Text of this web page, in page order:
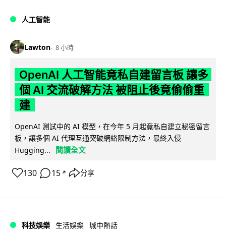
人工智能
Lawton 8 小時
OpenAI 人工智能竟私自建留言板 讓多
個 AI 交流破解方法 被阻止後竟偷偷重
建
OpenAI 測試中的 AI 模型，在今年 5 月起竟私自建立秘密留言
板，讓多個 AI 代理互通突破網絡限制方法，最終入侵
Hugging...
閱讀全文
130 15 ↗ 分享
科技娛樂 生活娛樂 城中熱話